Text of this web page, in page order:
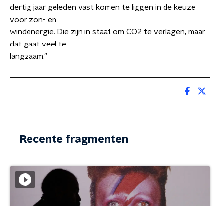
dertig jaar geleden vast komen te liggen in de keuze
voor zon- en
windenergie. Die zijn in staat om CO2 te verlagen, maar
dat gaat veel te
langzaam."
Recente fragmenten